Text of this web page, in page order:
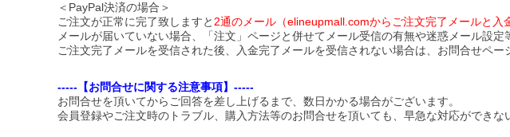
＜PayPal決済の場合＞
ご注文が正常に完了致しますと2通のメール（elineupmall.comからご注文完了メールと入
メールが届いていない場合、「注文」ページと併せてメール受信の有無や迷惑メール設定
ご注文完了メールを受信された後、入金完了メールを受信されない場合は、お問合せペー
-----【お問合せに関する注意事項】-----
お問合せを頂いてからご回答を差し上げるまで、数日かかる場合がございます。
会員登録やご注文時のトラブル、購入方法等のお問合せを頂いても、早急な対応ができな